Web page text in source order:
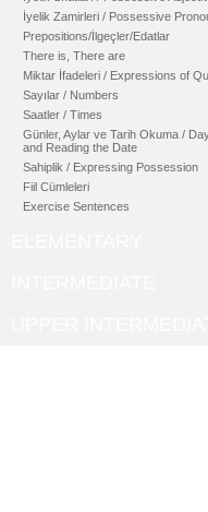
İyelik Zamirleri / Possessive
Prepositions/İlgeçler/Edatlar
There is, There are
Miktar İfadeleri / Expressions of
Sayılar / Numbers
Saatler / Times
Günler, Aylar ve Tarih Okuma /
and Reading the Date
Sahiplik / Expressing Possession
Fiil Cümleleri
Exercise Sentences